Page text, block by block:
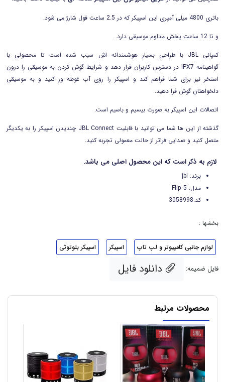
باتری 4800 میلی آمپری این اسپیکر که در 2.5 ساعت فول شارژ می شود.
و تا 12 ساعت پخش مداوم موسیقی دارد.
کمپانیJBL با طراحی بسیار هوشمندانه اش سبب شده است تا محصولی با
گواهینامه IPX7 در دسترس کاربران قرار دهد و شرایط گوش کردن به موسیقی را درون
استخر نیز برای شما فراهم کند و اسپیکر را روی آب غوطه ور کنید و به موسیقی
دلخواهتان گوش فرا دهید.
اتصالات این اسپیکر به صورت بیسیم و باسیم است.
گذشته از این ها شما می توانید با قابلیت JBL Connect چندیدن اسپیکر را به یکدیگر
متصل کنید و صدایی فراتر از حالت معمولی تجربه کنید.
لازم به ذکر است که این محصول اصلی می باشد.
برند: jbl
مدل: Flip 5
کد:3058998
بخشها :
لوازم جانبی کامپیوتر و لپ تاپ اسپیکر اسپیکر بلوتوثی
فایل ضمیمه: دانلود فایل
محصولات مرتبط